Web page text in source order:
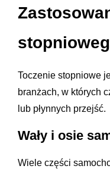
Toczenie stopniowe
branżach, w których
lub płynnych przejść.
Wały i osie
Wiele części